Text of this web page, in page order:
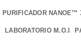
PURIFICADOR NANOE™
LABORATORIO M.O.I